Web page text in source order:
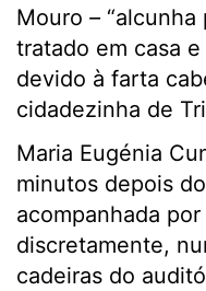
Mouro – “alcunha
tratado em casa
devido à farta
cidadezinha de
Maria Eugénia
minutos depois
acompanhada
discretamente,
cadeiras do